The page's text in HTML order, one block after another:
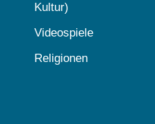
Kultur)
Videospiele
Religionen